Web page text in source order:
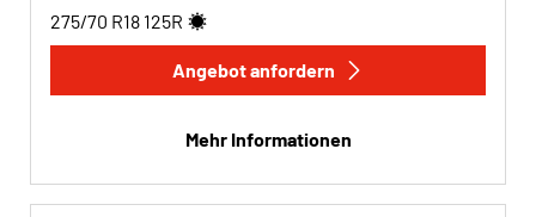
275/70 R18 125R
Angebot anfordern
Mehr Informationen